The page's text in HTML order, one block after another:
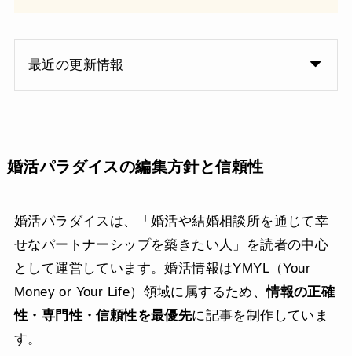
最近の更新情報
婚活パラダイスの編集方針と信頼性
婚活パラダイスは、「婚活や結婚相談所を通じて幸
せなパートナーシップを築きたい人」を読者の中心
として運営しています。婚活情報はYMYL（Your
Money or Your Life）領域に属するため、情報の正確
性・専門性・信頼性を最優先に記事を制作していま
す。